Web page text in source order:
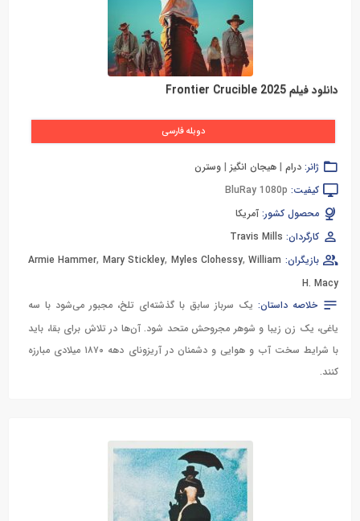
دانلود فیلم Frontier Crucible 2025
دوبله فارسی
ژانر: درام | هیجان انگیز | وسترن
کیفیت: BluRay 1080p
محصول کشور: آمریکا
کارگردان: Travis Mills
بازیگران:
Armie Hammer, Mary Stickley, Myles Clohessy,William
H. Macy
خلاصه داستان: یک سرباز سابق با گذشته‌ای تلخ، مجبور می‌شود با سه
یاغی، یک زن زیبا و شوهر مجروحش متحد شود. آن‌ها در تلاش برای بقا، باید
با شرایط سخت آب و هوایی و دشمنان در آریزونای دهه ۱۸۷۰ میلادی مبارزه
کنند.